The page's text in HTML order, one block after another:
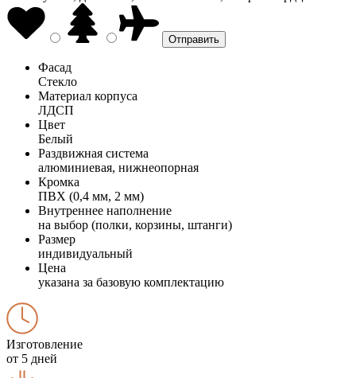
Фасад
Стекло
Материал корпуса
ЛДСП
Цвет
Белый
Раздвижная система
алюминиевая, нижнеопорная
Кромка
ПВХ (0,4 мм, 2 мм)
Внутреннее наполнение
на выбор (полки, корзины, штанги)
Размер
индивидуальный
Цена
указана за базовую комплектацию
Изготовление
от 5 дней